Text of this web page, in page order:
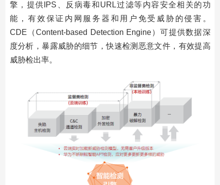
擎，提供IPS、反病毒和URL过滤等内容安全相关的功
能，有效保证内网服务器和用户免受威胁的侵害。
CDE（Content-based Detection Engine）可提供数据深
度分析，暴露威胁的细节，快速检测恶意文件，有效提高
威胁检出率。